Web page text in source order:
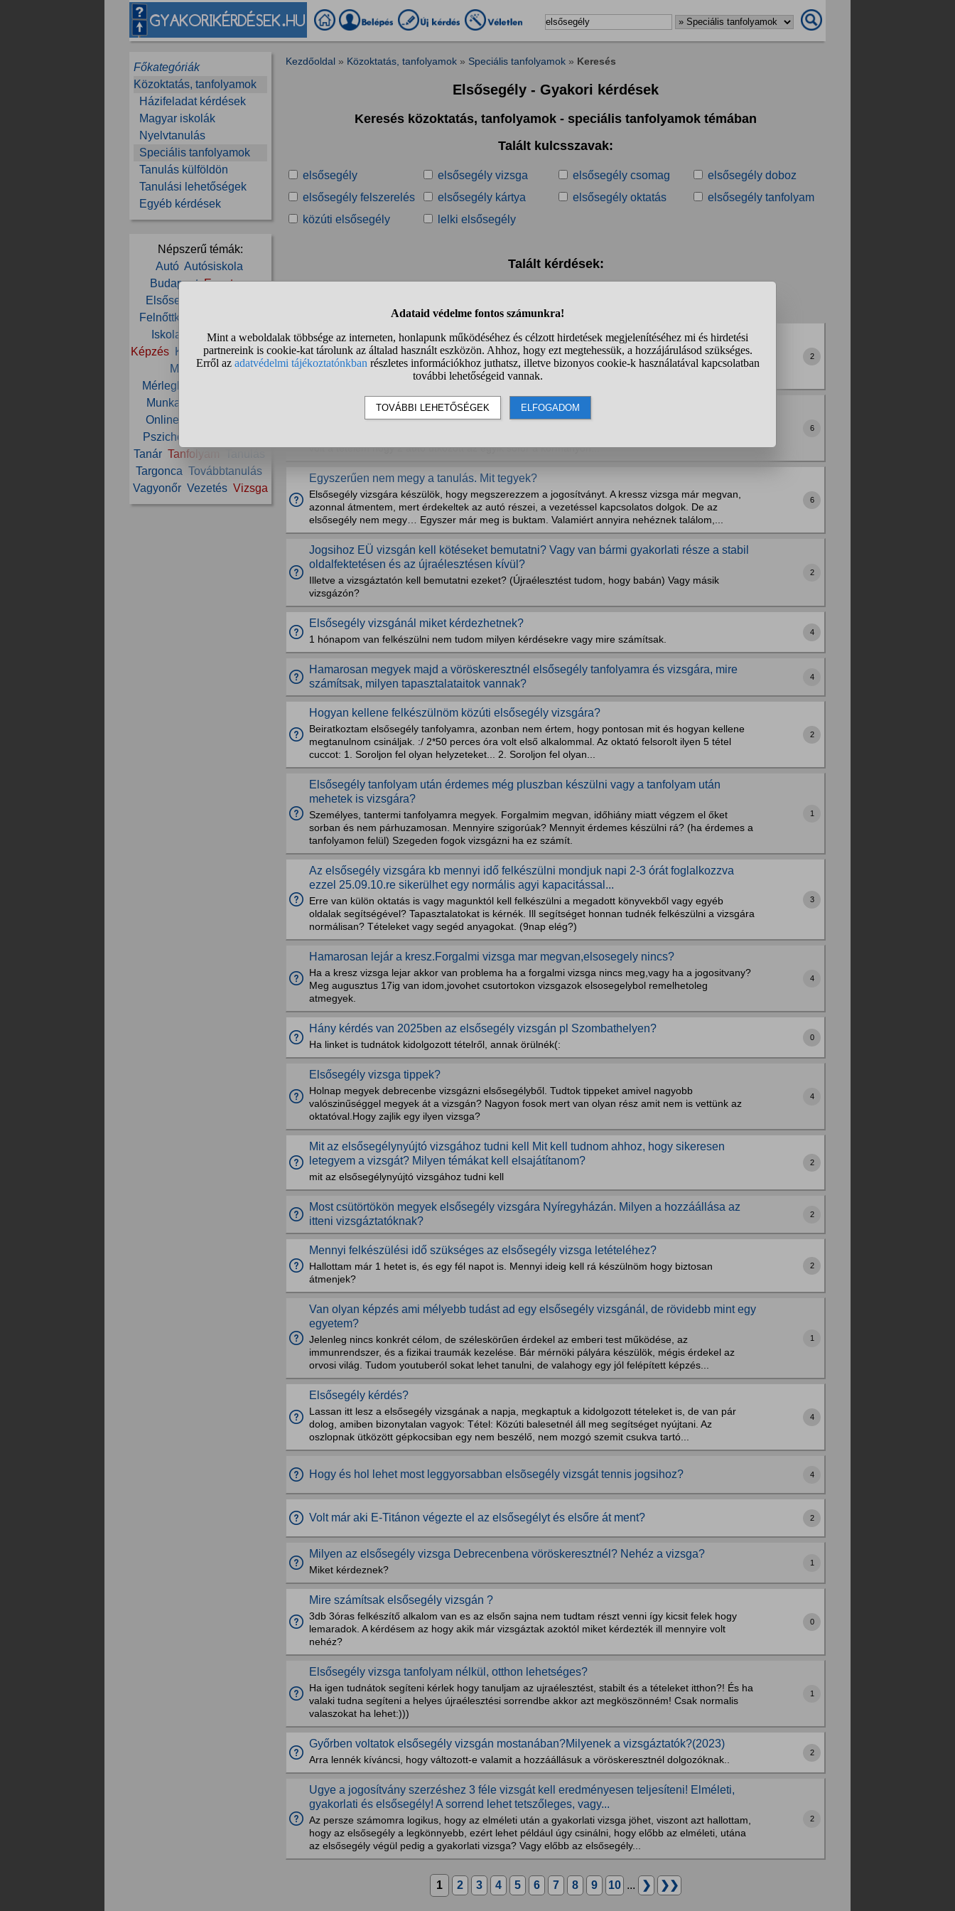
Főkategóriák
Közoktatás, tanfolyamok
Házifeladat kérdések
Magyar iskolák
Nyelvtanulás
Speciális tanfolyamok
Tanulás külföldön
Tanulási lehetőségek
Egyéb kérdések
Népszerű témák:
Autó Autósiskola
Budapest Egyetem
Elsősegély
Felnőttképzés
Iskola
Jogosítvány
Képzés
Könyvelő KRESZ
Matematika
Mérlegképes könyvelő
Munka
Online
Pszichológia
Tanár Tanfolyam
Targonca Továbbtanulás
Vagyonőr Vezetés Vizsga
Kezdőoldal » Közoktatás, tanfolyamok » Speciális tanfolyamok » Keresés
Elsősegély - Gyakori kérdések
Keresés közoktatás, tanfolyamok - speciális tanfolyamok témában
Talált kulcsszavak:
elsősegély elsősegély vizsga elsősegély csomag
elsősegély doboz
elsősegély felszerelés
elsősegély kártya elsősegély oktatás
elsősegély tanfolyam
közúti elsősegély
lelki elsősegély
Talált kérdések:
Közúti elsősegélynyújtó vizsga tanfolyam(díj) nélkül?
Bocsánat a hülye kérdésért most kezdeném el a jogosítványt és nagyon ismerösöm sincs akinek
meglenne.Nem egészen értem miért van különszedve a tanfolyam díja ebben a PDF-ben. Arra
akarnak ezzel utalni, hogy tanfolyam elvégzése nélkül is mehetek vöröskeresztes...
2
Megbuktam Elsősegély vizsgából nagyon rosszul érzem magam ez miatt mit tegyek?
Sziasztok! ma volt az elsősegély vizsgám ugye jogsihoz kell. Ujrakellet eleszteni meg tétel volt. az
volt a tételem hogy 2 auto ütközött az egyik sofőr a kormányon...
6
Egyszerűen nem megy a tanulás. Mit tegyek?
Elsősegély vizsgára készülök, hogy megszerezzem a jogosítványt. A kressz vizsga már megvan,
azonnal átmentem, mert érdekeltek az autó részei, a vezetéssel kapcsolatos dolgok. De az
elsősegély nem megy… Egyszer már meg is buktam. Valamiért annyira nehéznek találom,...
6
Jogsihoz EÜ vizsgán kell kötéseket bemutatni? Vagy van bármi gyakorlati része a stabil
oldalfektetésen és az újraélesztésen kívül?
Illetve a vizsgáztatón kell bemutatni ezeket? (Újraélesztést tudom, hogy babán) Vagy másik
vizsgázón?
2
Elsősegély vizsgánál miket kérdezhetnek?
1 hónapom van felkészülni nem tudom milyen kérdésekre vagy mire számítsak.
4
Hamarosan megyek majd a vöröskeresztnél elsősegély tanfolyamra és vizsgára, mire
számítsak, milyen tapasztalataitok vannak?
4
Hogyan kellene felkészülnöm közúti elsősegély vizsgára?
Beiratkoztam elsősegély tanfolyamra, azonban nem értem, hogy pontosan mit és hogyan kellene
megtanulnom csináljak. :/ 2*50 perces óra volt első alkalommal. Az oktató felsorolt ilyen 5 tétel
cuccot: 1. Soroljon fel olyan helyzeteket... 2. Soroljon fel olyan...
2
Elsősegély tanfolyam után érdemes még pluszban készülni vagy a tanfolyam után
mehetek is vizsgára?
Személyes, tantermi tanfolyamra megyek. Forgalmim megvan, időhiány miatt végzem el őket
sorban és nem párhuzamosan. Mennyire szigorúak? Mennyit érdemes készülni rá? (ha érdemes a
tanfolyamon felül) Szegeden fogok vizsgázni ha ez számít.
1
Az elsősegély vizsgára kb mennyi idő felkészülni mondjuk napi 2-3 órát foglalkozzva
ezzel 25.09.10.re sikerülhet egy normális agyi kapacitással...
Erre van külön oktatás is vagy magunktól kell felkészülni a megadott könyvekből vagy egyéb
oldalak segítségével? Tapasztalatokat is kérnék. Ill segítséget honnan tudnék felkészülni a vizsgára
normálisan? Tételeket vagy segéd anyagokat. (9nap elég?)
3
Hamarosan lejár a kresz.Forgalmi vizsga mar megvan,elsosegely nincs?
Ha a kresz vizsga lejar akkor van problema ha a forgalmi vizsga nincs meg,vagy ha a jogositvany?
Meg augusztus 17ig van idom,jovohet csutortokon vizsgazok elsosegelybol remelhetoleg
atmegyek.
4
Hány kérdés van 2025ben az elsősegély vizsgán pl Szombathelyen?
Ha linket is tudnátok kidolgozott tételről, annak örülnék(:
0
Elsősegély vizsga tippek?
Holnap megyek debrecenbe vizsgázni elsősegélyből. Tudtok tippeket amivel nagyobb
valószinűséggel megyek át a vizsgán? Nagyon fosok mert van olyan rész amit nem is vettünk az
oktatóval.Hogy zajlik egy ilyen vizsga?
4
Mit az elsősegélynyújtó vizsgához tudni kell Mit kell tudnom ahhoz, hogy sikeresen
letegyem a vizsgát? Milyen témákat kell elsajátítanom?
mit az elsősegélynyújtó vizsgához tudni kell
2
Most csütörtökön megyek elsősegély vizsgára Nyíregyházán. Milyen a hozzáállása az
itteni vizsgáztatóknak?
2
Mennyi felkészülési idő szükséges az elsősegély vizsga letételéhez?
Hallottam már 1 hetet is, és egy fél napot is. Mennyi ideig kell rá készülnöm hogy biztosan
átmenjek?
2
Van olyan képzés ami mélyebb tudást ad egy elsősegély vizsgánál, de rövidebb mint egy
egyetem?
Jelenleg nincs konkrét célom, de széleskörűen érdekel az emberi test működése, az
immunrendszer, és a fizikai traumák kezelése. Bár mérnöki pályára készülök, mégis érdekel az
orvosi világ. Tudom youtuberól sokat lehet tanulni, de valahogy egy jól felépített képzés...
1
Elsősegély kérdés?
Lassan itt lesz a elsősegély vizsgának a napja, megkaptuk a kidolgozott tételeket is, de van pár
dolog, amiben bizonytalan vagyok: Tétel: Közúti balesetnél áll meg segítséget nyújtani. Az
oszlopnak ütközött gépkocsiban egy nem beszélő, nem mozgó szemit csukva tartó...
4
Hogy és hol lehet most leggyorsabban elsõsegély vizsgát tennis jogsihoz? 4
Volt már aki E-Titánon végezte el az elsősegélyt és elsőre át ment? 2
Milyen az elsősegély vizsga Debrecenbena vöröskeresztnél? Nehéz a vizsga?
Miket kérdeznek?
1
Mire számítsak elsősegély vizsgán ?
3db 3óras felkészítő alkalom van es az elsőn sajna nem tudtam részt venni így kicsit felek hogy
lemaradok. A kérdésem az hogy akik már vizsgáztak azoktól miket kérdezték ill mennyire volt
nehéz?
0
Elsősegély vizsga tanfolyam nélkül, otthon lehetséges?
Ha igen tudnátok segíteni kérlek hogy tanuljam az ujraélesztést, stabilt és a tételeket itthon?! És ha
valaki tudna segíteni a helyes újraélesztési sorrendbe akkor azt megköszönném! Csak normalis
valaszokat ha lehet:)))
1
Győrben voltatok elsősegély vizsgán mostanában?Milyenek a vizsgáztatók?(2023)
Arra lennék kíváncsi, hogy változott-e valamit a hozzáállásuk a vöröskeresztnél dolgozóknak..
2
Ugye a jogosítvány szerzéshez 3 féle vizsgát kell eredményesen teljesíteni! Elméleti,
gyakorlati és elsősegély! A sorrend lehet tetszőleges, vagy...
Az persze számomra logikus, hogy az elméleti után a gyakorlati vizsga jöhet, viszont azt hallottam,
hogy az elsősegély a legkönnyebb, ezért lehet például úgy csinálni, hogy előbb az elméleti, utána
az elsősegély végül pedig a gyakorlati vizsga? Vagy előbb az elsősegély...
2
1 2 3 4 5 6 7 8 9 10 ... ❯ ❯❯